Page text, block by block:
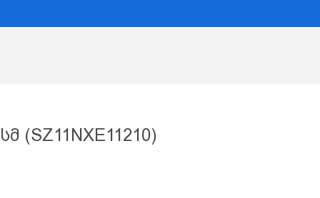
(SZ11NXE11210)